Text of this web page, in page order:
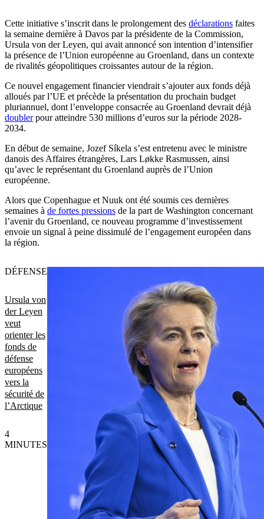
Cette initiative s’inscrit dans le prolongement des déclarations faites
la semaine dernière à Davos par la présidente de la Commission,
Ursula von der Leyen, qui avait annoncé son intention d’intensifier
la présence de l’Union européenne au Groenland, dans un contexte
de rivalités géopolitiques croissantes autour de la région.
Ce nouvel engagement financier viendrait s’ajouter aux fonds déjà
alloués par l’UE et précède la présentation du prochain budget
pluriannuel, dont l’enveloppe consacrée au Groenland devrait déjà
doublerpour atteindre 530 millions d’euros sur la période 2028-
2034.
En début de semaine, Jozef Síkela s’est entretenu avec le ministre
danois des Affaires étrangères, Lars Løkke Rasmussen, ainsi
qu’avec le représentant du Groenland auprès de l’Union
européenne.
Alors que Copenhague et Nuuk ont été soumis ces dernières
semaines à de fortes pressions de la part de Washington concernant
l’avenir du Groenland, ce nouveau programme d’investissement
envoie un signal à peine dissimulé de l’engagement européen dans
la région.
Ursula von
der Leyen
veut
orienter les
fonds de
défense
européens
vers la
sécurité de
l’Arctique
DÉFENSE
4
MINUTES